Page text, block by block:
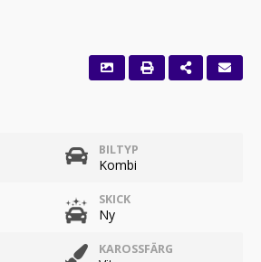
BILTYP
Kombi
SKICK
Ny
KAROSSFÄRG